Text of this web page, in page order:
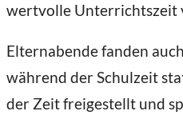
wertvolle Unterrichtszeit
Elternabende fanden
während der Schulzeit
der Zeit freigestellt und